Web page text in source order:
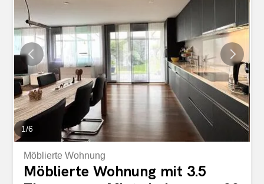
1/6
Möblierte Wohnung
Möblierte Wohnung mit 3.5